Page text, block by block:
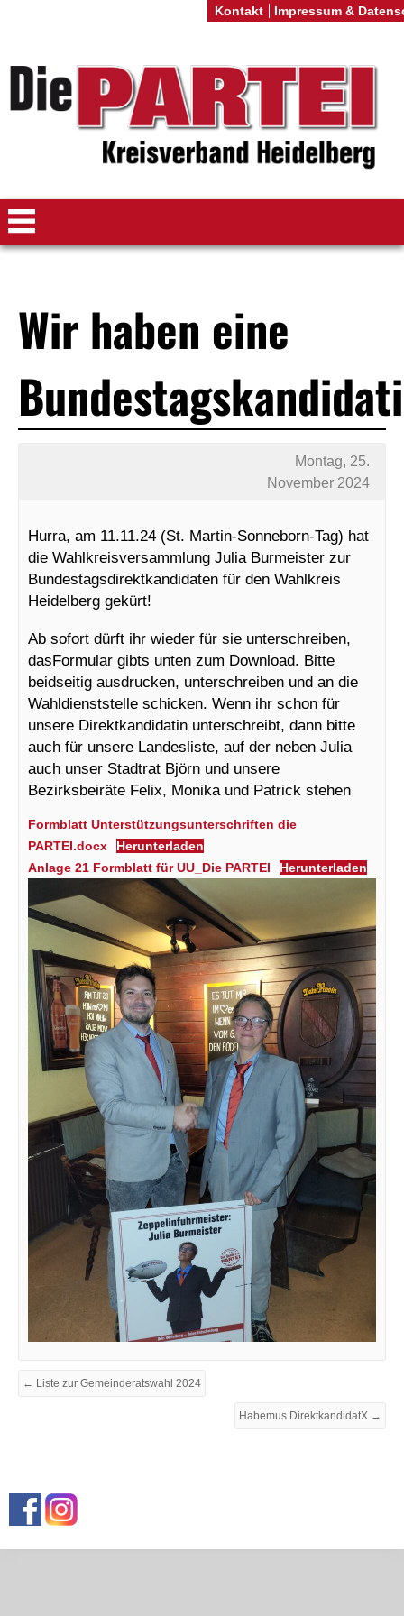
Wir haben eine
Montag, 25.
November 2024
Hurra, am 11.11.24 (St. Martin-Sonneborn-Tag) hat
die Wahlkreisversammlung Julia Burmeister zur
Bundestagsdirektkandidaten für den Wahlkreis
Heidelberg gekürt!
Ab sofort dürft ihr wieder für sie unterschreiben,
dasFormular gibts unten zum Download. Bitte
beidseitig ausdrucken, unterschreiben und an die
Wahldienststelle schicken. Wenn ihr schon für
unsere Direktkandidatin unterschreibt, dann bitte
auch für unsere Landesliste, auf der neben Julia
auch unser Stadtrat Björn und unsere
Bezirksbeiräte Felix, Monika und Patrick stehen
Formblatt Unterstützungsunterschriften die
PARTEI.docx
Herunterladen
Anlage 21 Formblatt für UU_Die PARTEI
Herunterladen
← Liste zur Gemeinderatswahl 2024
Habemus DirektkandidatX →
Kontakt Impressum &